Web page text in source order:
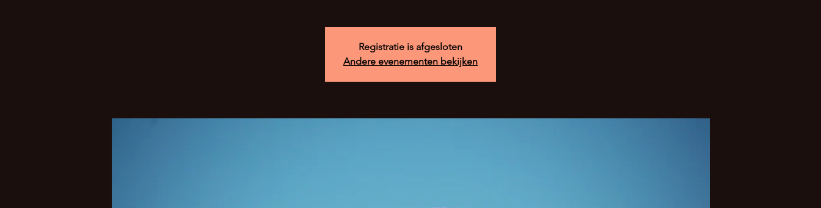
Registratie is afgesloten
Andere evenementen bekijken